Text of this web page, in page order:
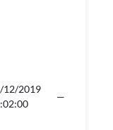
12/2019
—